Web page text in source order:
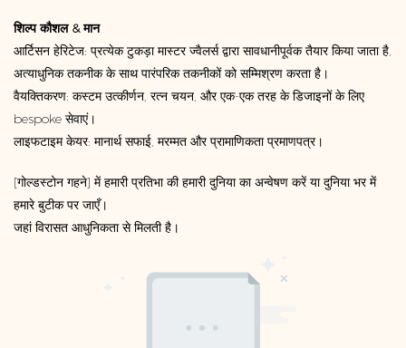
शिल्प कौशल & मान
आर्टिसन हेरिटेज: प्रत्येक टुकड़ा मास्टर ज्वैलर्स द्वारा सावधानीपूर्वक तैयार किया जाता है,
अत्याधुनिक तकनीक के साथ पारंपरिक तकनीकों को सम्मिश्रण करता है।
वैयक्तिकरण: कस्टम उत्कीर्णन, रत्न चयन, और एक-एक तरह के डिजाइनों के लिए
bespoke सेवाएं।
लाइफटाइम केयर: मानार्थ सफाई, मरम्मत और प्रामाणिकता प्रमाणपत्र।
[गोल्डस्टोन गहने] में हमारी प्रतिभा की हमारी दुनिया का अन्वेषण करें या दुनिया भर में
हमारे बुटीक पर जाएँ।
जहां विरासत आधुनिकता से मिलती है।